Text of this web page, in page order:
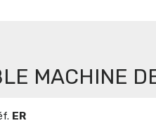
MACHINE
ER